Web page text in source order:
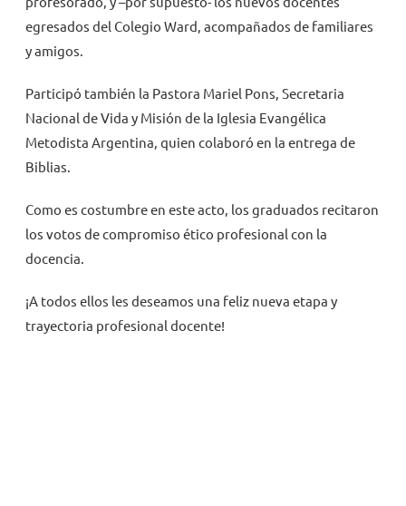
egresados del Colegio Ward, acompañados de familiares
y amigos.
Participó también la Pastora Mariel Pons, Secretaria
Nacional de Vida y Misión de la Iglesia Evangélica
Metodista Argentina, quien colaboró en la entrega de
Biblias.
Como es costumbre en este acto, los graduados recitaron
los votos de compromiso ético profesional con la
docencia.
¡A todos ellos les deseamos una feliz nueva etapa y
trayectoria profesional docente!